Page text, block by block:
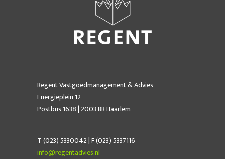
Regent Vastgoedmanagement & Advies
Energieplein 12
Postbus 1638 | 2003 BR Haarlem
T (023) 5330042 | F (023) 5337116
info@regentadvies.nl